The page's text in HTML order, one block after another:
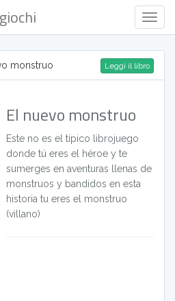
monstruo Leggi il libro
El nuevo monstruo
Este no es el típico librojuego
donde tú eres el héroe y te
sumerges en aventuras llenas de
monstruos y bandidos en esta
historia tu eres el monstruo
(villano)